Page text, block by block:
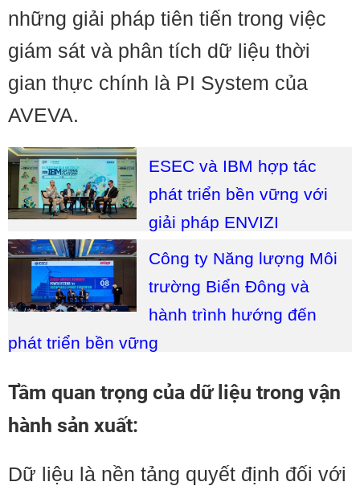
những giải pháp tiên tiến trong việc
giám sát và phân tích dữ liệu thời
gian thực chính là PI System của
AVEVA.
ESEC và IBM hợp tác
phát triển bền vững với
giải pháp ENVIZI
Công ty Năng lượng Môi
trường Biển Đông và
hành trình hướng đến
phát triển bền vững
Tầm quan trọng của dữ liệu trong vận
hành sản xuất:
Dữ liệu là nền tảng quyết định đối với